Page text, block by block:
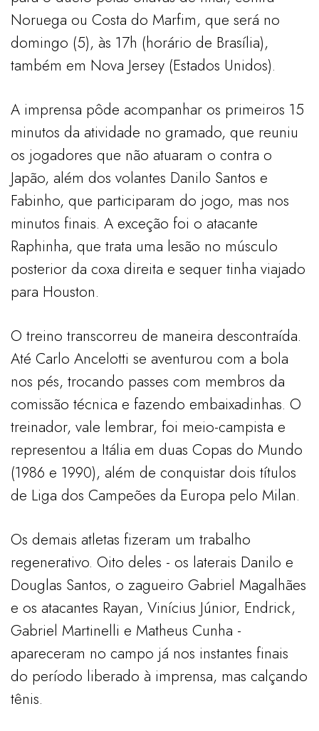
Noruega ou Costa do Marfim, que será no
domingo (5), às 17h (horário de Brasília),
também em Nova Jersey (Estados Unidos).
A imprensa pôde acompanhar os primeiros 15
minutos da atividade no gramado, que reuniu
os jogadores que não atuaram o contra o
Japão, além dos volantes Danilo Santos e
Fabinho, que participaram do jogo, mas nos
minutos finais. A exceção foi o atacante
Raphinha, que trata uma lesão no músculo
posterior da coxa direita e sequer tinha viajado
para Houston.
O treino transcorreu de maneira descontraída.
Até Carlo Ancelotti se aventurou com a bola
nos pés, trocando passes com membros da
comissão técnica e fazendo embaixadinhas. O
treinador, vale lembrar, foi meio-campista e
representou a Itália em duas Copas do Mundo
(1986 e 1990), além de conquistar dois títulos
de Liga dos Campeões da Europa pelo Milan.
Os demais atletas fizeram um trabalho
regenerativo. Oito deles - os laterais Danilo e
Douglas Santos, o zagueiro Gabriel Magalhães
e os atacantes Rayan, Vinícius Júnior, Endrick,
Gabriel Martinelli e Matheus Cunha -
apareceram no campo já nos instantes finais
do período liberado à imprensa, mas calçando
tênis.